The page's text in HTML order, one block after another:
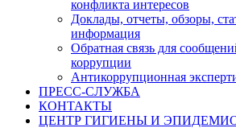
конфликта интересов
Доклады, отчеты, обзоры,
информация
Обратная связь для
коррупции
Антикоррупционная
ПРЕСС-СЛУЖБА
КОНТАКТЫ
ЦЕНТР ГИГИЕНЫ И